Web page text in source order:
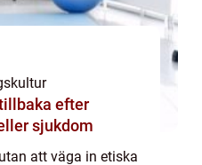
sjukdom
att väga in etiska